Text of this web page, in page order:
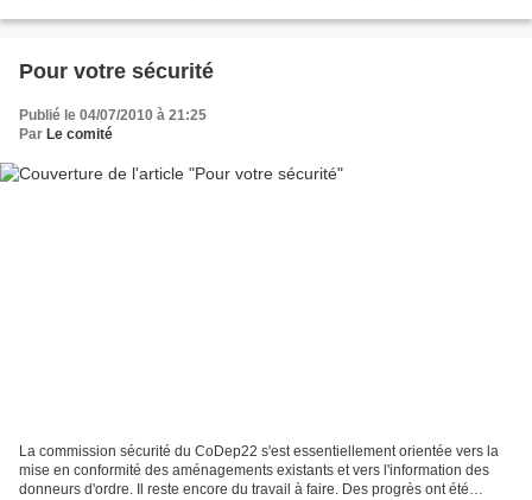
Pour votre sécurité
Publié le 04/07/2010 à 21:25
Par Le comité
La commission sécurité du CoDep22 s'est essentiellement orientée vers la
mise en conformité des aménagements existants et vers l'information des
donneurs d'ordre. Il reste encore du travail à faire. Des progrès ont été